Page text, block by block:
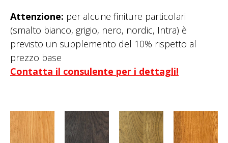
Attenzione: per alcune finiture particolari
(smalto bianco, grigio, nero, nordic, Intra) è
previsto un supplemento del 10% rispetto al
prezzo base
Contatta il consulente per i dettagli!